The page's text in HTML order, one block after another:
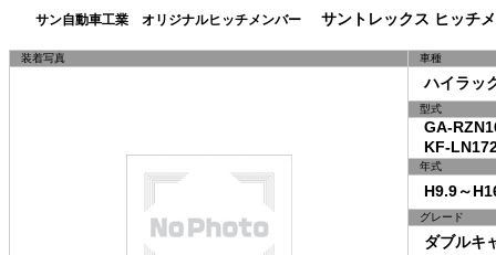
サン自動車工業 オリジナルヒッチメンバー サントレックス ヒッチ
装着写真 車種
ハイラッ
型式
GA-
KF-
年式
H9.9～
グレード
ダブルキ